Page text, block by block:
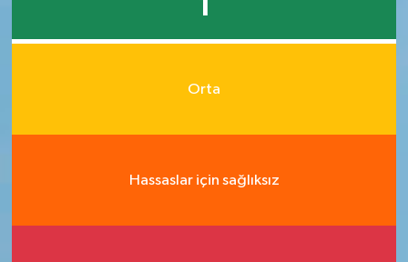
1
Orta
Hassaslar için sağlıksız